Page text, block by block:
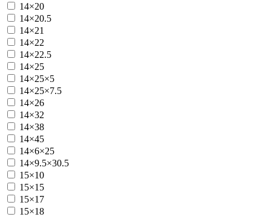
14×20
14×20.5
14×21
14×22
14×22.5
14×25
14×25×5
14×25×7.5
14×26
14×32
14×38
14×45
14×6×25
14×9.5×30.5
15×10
15×15
15×17
15×18